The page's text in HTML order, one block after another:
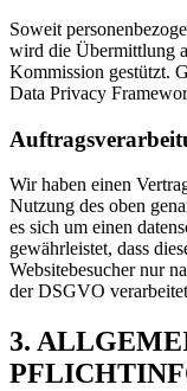
Soweit
wird die Übermittlung
Kommission gestützt.
Data Privacy
Wir haben einen
Nutzung des oben
es sich um einen
gewährleistet, dass
Websitebesucher nur
der DSGVO
3.